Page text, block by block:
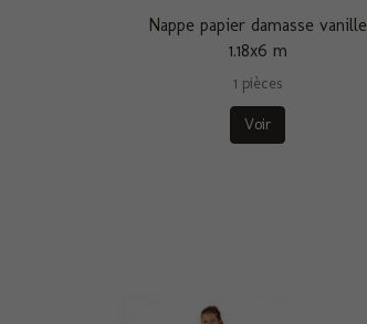
Nappe papier damasse vanille
1.18x6 m
1 pièces
Voir